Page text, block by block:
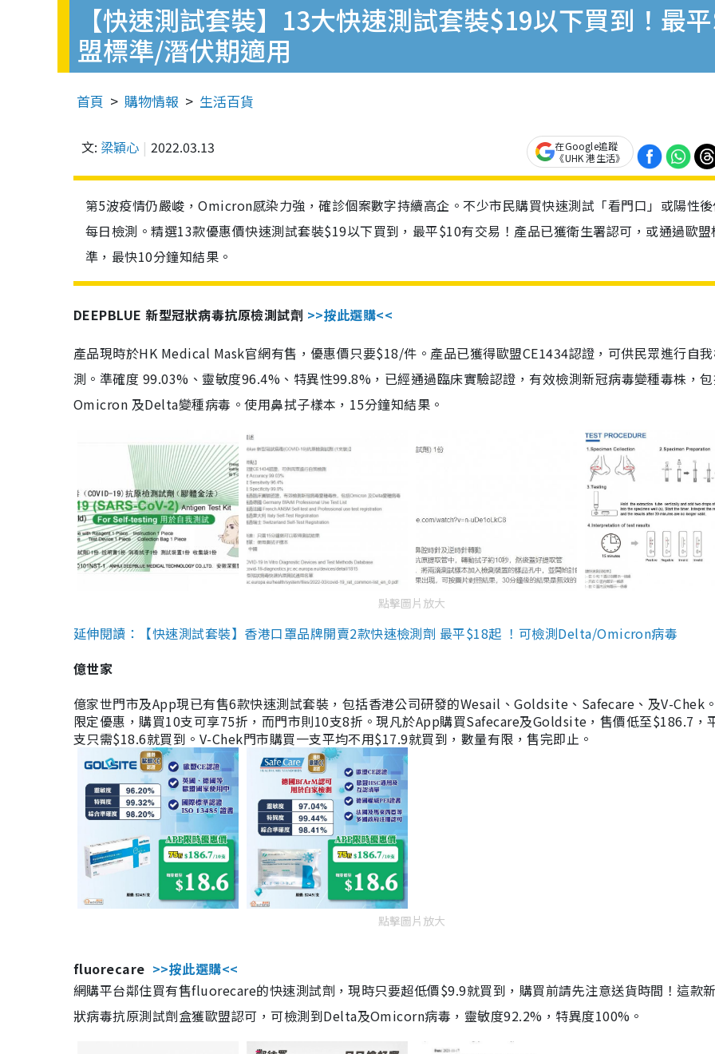
【快速測試套裝】13大快速測試套裝$19以下買到！最
盟標準/潛伏期適用
首頁 購物情報 生活百貨
文: 梁穎心 2022.03.13
在Google追蹤
《UHK 港生活》
第5波疫情仍嚴峻，Omicron感染力強，確診個案數字持續高企。不少市民購買快速測試「看門口」或陽性
每日檢測。精選13款優惠價快速測試套裝$19以下買到，最平$10有交易！產品已獲衛生署認可，或通過歐盟
準，最快10分鐘知結果。
DEEPBLUE 新型冠狀病毒抗原檢測試劑 >>按此選購<<
產品現時於HK Medical Mask官網有售，優惠價只要$18/件。產品已獲得歐盟CE1434認證，可供民眾進行自
測。準確度 99.03%、靈敏度96.4%、特異性99.8%，已經通過臨床實驗認證，有效檢測新冠病毒變種毒株，
Omicron 及Delta變種病毒。使用鼻拭子樣本，15分鐘知結果。
點擊圖片放大
延伸閱讀：【快速測試套裝】香港口罩品牌開賣2款快速檢測劑 最平$18起 ！可檢測Delta/Omicron病毒
億世家
億家世門市及App現已有售6款快速測試套裝，包括香港公司研發的Wesail、Goldsite、Safecare、及V-Chek
限定優惠，購買10支可享75折，而門市則10支8折。現凡於App購買Safecare及Goldsite，售價低至$186.7，
支只需$18.6就買到。V-Chek門市購買一支平均不用$17.9就買到，數量有限，售完即止。
點擊圖片放大
fluorecare >>按此選購<<
網購平台鄰住買有售fluorecare的快速測試劑，現時只要超低價$9.9就買到，購買前請先注意送貨時間！這款
狀病毒抗原測試劑盒獲歐盟認可，可檢測到Delta及Omicorn病毒，靈敏度92.2%，特異度100%。